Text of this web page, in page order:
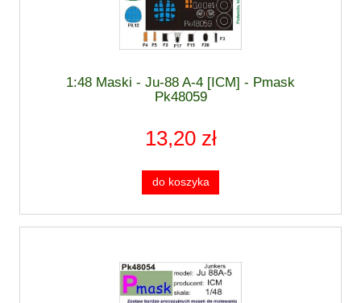
1:48 Maski - Ju-88 A-4 [ICM] - Pmask
Pk48059
13,20 zł
do koszyka